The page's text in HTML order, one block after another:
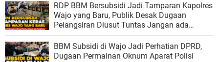
RDP BBM Bersubsidi Jadi Tamparan Kapolres
Wajo yang Baru, Publik Desak Dugaan
Pelangsiran Diusut Tuntas Jangan ada
Pembiaran
BBM Subsidi di Wajo Jadi Perhatian DPRD,
Dugaan Permainan Oknum Aparat Polisi